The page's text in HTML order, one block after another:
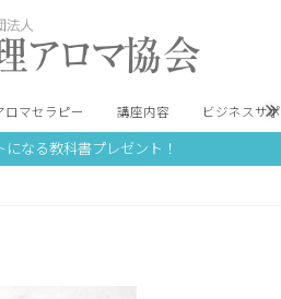
ロマセラピー 講座内容 ビジネスサ
なる教科書プレゼント！